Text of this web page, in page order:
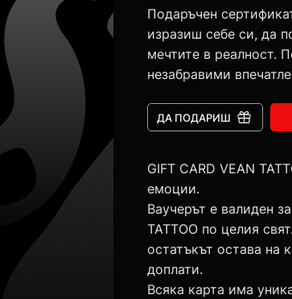
Подаръчен
изразиш себе си, да
мечтите в реалност.
незабравими
ДА ПОДАРИШ
GIFT CARD VEAN
емоции.
Ваучерът е валиден
TATTOO по целия
остатъкът остава на
доплати.
Всяка карта има